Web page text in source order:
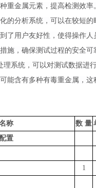
重金属元素，提高检测效率
的分析系统，可以在较短的
了用户友好性，使得操作人
施，确保测试过程的安全可
理系统，可以对测试数据进
能含有多种有毒重金属，
称 数 量
置
1